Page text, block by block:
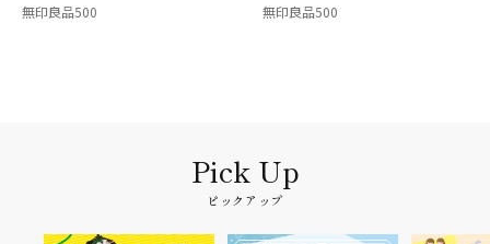
無印良品500 無印良品500
ピックアップ